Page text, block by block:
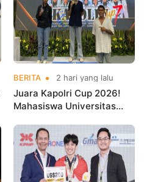
BERITA 2 hari yang lalu
Juara Kapolri Cup 2026!
Mahasiswa Universitas
Nama Kampus di Kejurnas
Taekwondo